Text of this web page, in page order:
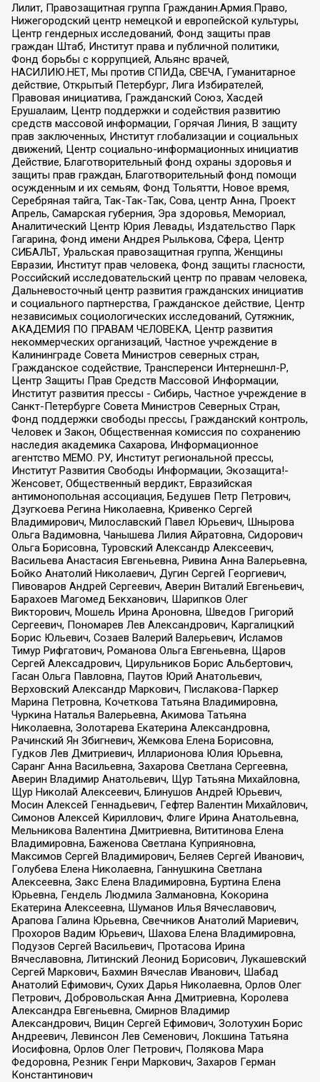
Лилит, Правозащитная группа Гражданин.Армия.Право,
Нижегородский центр немецкой и европейской культуры,
Центр гендерных исследований, Фонд защиты прав
граждан Штаб, Институт права и публичной политики,
Фонд борьбы с коррупцией, Альянс врачей,
НАСИЛИЮ.НЕТ, Мы против СПИДа, СВЕЧА, Гуманитарное
действие, Открытый Петербург, Лига Избирателей,
Правовая инициатива, Гражданский Союз, Хасдей
Ерушалаим, Центр поддержки и содействия развитию
средств массовой информации, Горячая Линия, В защиту
прав заключенных, Институт глобализации и социальных
движений, Центр социально-информационных инициатив
Действие, Благотворительный фонд охраны здоровья и
защиты прав граждан, Благотворительный фонд помощи
осужденным и их семьям, Фонд Тольятти, Новое время,
Серебряная тайга, Так-Так-Так, Сова, центр Анна, Проект
Апрель, Самарская губерния, Эра здоровья, Мемориал,
Аналитический Центр Юрия Левады, Издательство Парк
Гагарина, Фонд имени Андрея Рылькова, Сфера, Центр
СИБАЛЬТ, Уральская правозащитная группа, Женщины
Евразии, Институт прав человека, Фонд защиты гласности,
Российский исследовательский центр по правам человека,
Дальневосточный центр развития гражданских инициатив
и социального партнерства, Гражданское действие, Центр
независимых социологических исследований, Сутяжник,
АКАДЕМИЯ ПО ПРАВАМ ЧЕЛОВЕКА, Центр развития
некоммерческих организаций, Частное учреждение в
Калининграде Совета Министров северных стран,
Гражданское содействие, Трансперенси Интернешнл-Р,
Центр Защиты Прав Средств Массовой Информации,
Институт развития прессы - Сибирь, Частное учреждение в
Санкт-Петербурге Совета Министров Северных Стран,
Фонд поддержки свободы прессы, Гражданский контроль,
Человек и Закон, Общественная комиссия по сохранению
наследия академика Сахарова, Информационное
агентство МЕМО. РУ, Институт региональной прессы,
Институт Развития Свободы Информации, Экозащита!-
Женсовет, Общественный вердикт, Евразийская
антимонопольная ассоциация, Бедушев Петр Петрович,
Дзугкоева Регина Николаевна, Кривенко Сергей
Владимирович, Милославский Павел Юрьевич, Шнырова
Ольга Вадимовна, Чанышева Лилия Айратовна, Сидорович
Ольга Борисовна, Туровский Александр Алексеевич,
Васильева Анастасия Евгеньевна, Ривина Анна Валерьевна,
Бойко Анатолий Николаевич, Дугин Сергей Георгиевич,
Пивоваров Андрей Сергеевич, Аверин Виталий Евгеньевич,
Барахоев Магомед Бекханович, Шарипков Олег
Викторович, Мошель Ирина Ароновна, Шведов Григорий
Сергеевич, Пономарев Лев Александрович, Каргалицкий
Борис Юльевич, Созаев Валерий Валерьевич, Исламов
Тимур Рифгатович, Романова Ольга Евгеньевна, Щаров
Сергей Алексадрович, Цирульников Борис Альбертович,
Гасан Ольга Павловна, Паутов Юрий Анатольевич,
Верховский Александр Маркович, Пислакова-Паркер
Марина Петровна, Кочеткова Татьяна Владимировна,
Чуркина Наталья Валерьевна, Акимова Татьяна
Николаевна, Золотарева Екатерина Александровна,
Рачинский Ян Збигневич, Жемкова Елена Борисовна,
Гудков Лев Дмитриевич, Илларионова Юлия Юрьевна,
Саранг Анна Васильевна, Захарова Светлана Сергеевна,
Аверин Владимир Анатольевич, Щур Татьяна Михайловна,
Щур Николай Алексеевич, Блинушов Андрей Юрьевич,
Мосин Алексей Геннадьевич, Гефтер Валентин Михайлович,
Симонов Алексей Кириллович, Флиге Ирина Анатольевна,
Мельникова Валентина Дмитриевна, Вититинова Елена
Владимировна, Баженова Светлана Куприяновна,
Максимов Сергей Владимирович, Беляев Сергей Иванович,
Голубева Елена Николаевна, Ганнушкина Светлана
Алексеевна, Закс Елена Владимировна, Буртина Елена
Юрьевна, Гендель Людмила Залмановна, Кокорина
Екатерина Алексеевна, Шуманов Илья Вячеславович,
Арапова Галина Юрьевна, Свечников Анатолий Мариевич,
Прохоров Вадим Юрьевич, Шахова Елена Владимировна,
Подузов Сергей Васильевич, Протасова Ирина
Вячеславовна, Литинский Леонид Борисович, Лукашевский
Сергей Маркович, Бахмин Вячеслав Иванович, Шабад
Анатолий Ефимович, Сухих Дарья Николаевна, Орлов Олег
Петрович, Добровольская Анна Дмитриевна, Королева
Александра Евгеньевна, Смирнов Владимир
Александрович, Вицин Сергей Ефимович, Золотухин Борис
Андреевич, Левинсон Лев Семенович, Локшина Татьяна
Иосифовна, Орлов Олег Петрович, Полякова Мара
Федоровна, Резник Генри Маркович, Захаров Герман
Константинович